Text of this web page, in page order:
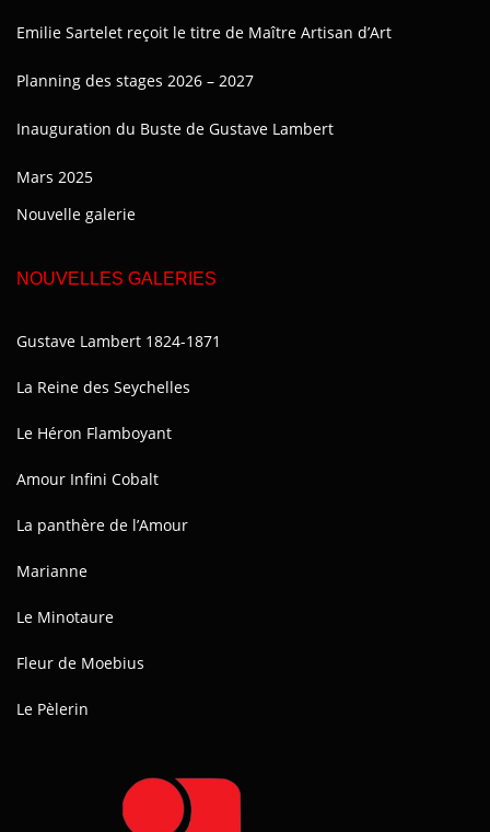
Emilie Sartelet reçoit le titre de Maître Artisan d’Art
Planning des stages 2026 – 2027
Inauguration du Buste de Gustave Lambert
Mars 2025
Nouvelle galerie
NOUVELLES GALERIES
Gustave Lambert 1824-1871
La Reine des Seychelles
Le Héron Flamboyant
Amour Infini Cobalt
La panthère de l’Amour
Marianne
Le Minotaure
Fleur de Moebius
Le Pèlerin